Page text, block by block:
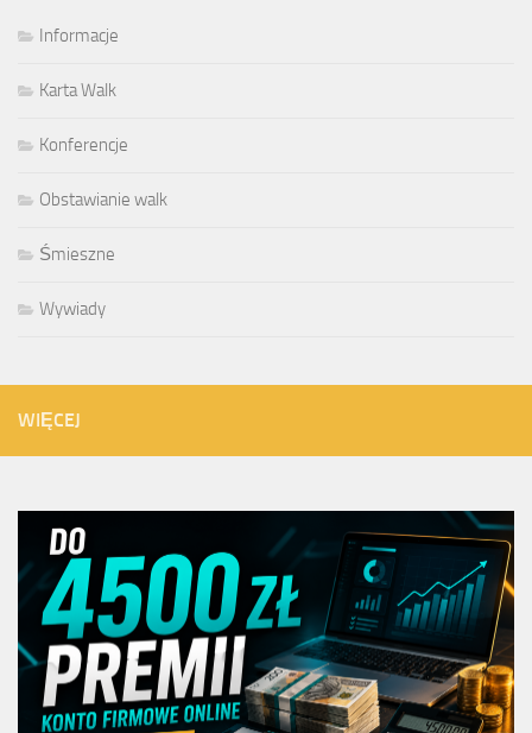
Informacje
Karta Walk
Konferencje
Obstawianie walk
Śmieszne
Wywiady
WIĘCEJ